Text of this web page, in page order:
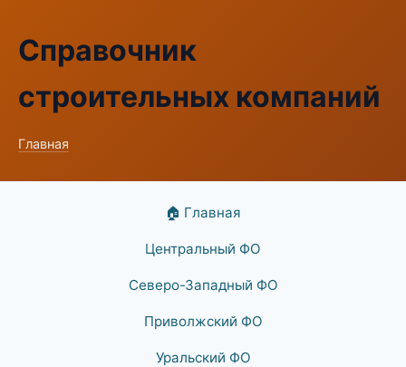
Справочник
строительных компаний
Главная
🏠 Главная
Центральный ФО
Северо-Западный ФО
Приволжский ФО
Уральский ФО